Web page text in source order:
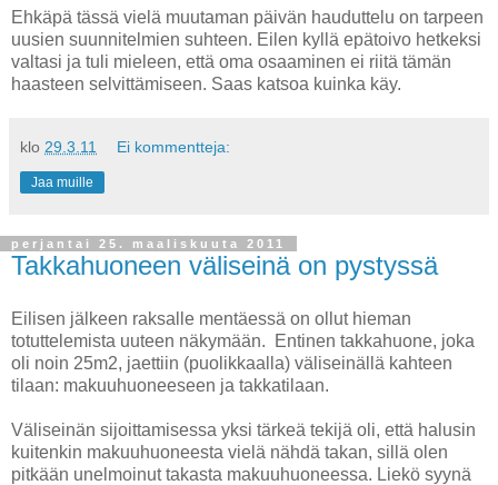
Ehkäpä tässä vielä muutaman päivän hauduttelu on tarpeen
uusien suunnitelmien suhteen. Eilen kyllä epätoivo hetkeksi
valtasi ja tuli mieleen, että oma osaaminen ei riitä tämän
haasteen selvittämiseen. Saas katsoa kuinka käy.
klo 29.3.11 Ei kommentteja:
Jaa muille
perjantai 25. maaliskuuta 2011
Takkahuoneen väliseinä on pystyssä
Eilisen jälkeen raksalle mentäessä on ollut hieman
totuttelemista uuteen näkymään. Entinen takkahuone, joka
oli noin 25m2, jaettiin (puolikkaalla) väliseinällä kahteen
tilaan: makuuhuoneeseen ja takkatilaan.
Väliseinän sijoittamisessa yksi tärkeä tekijä oli, että halusin
kuitenkin makuuhuoneesta vielä nähdä takan, sillä olen
pitkään unelmoinut takasta makuuhuoneessa. Liekö syynä